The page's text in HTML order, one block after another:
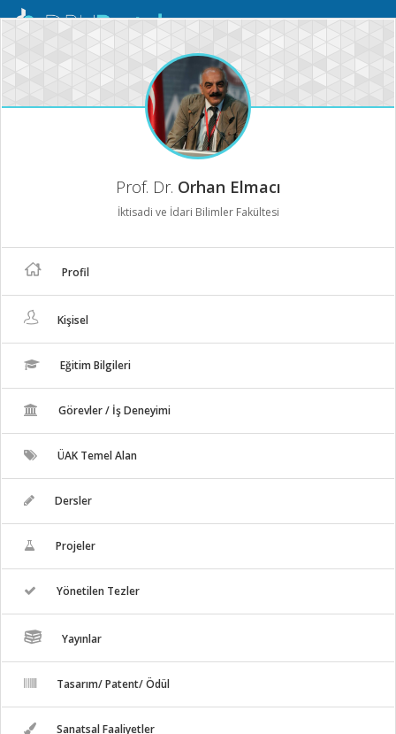
Mobil
Prof. Dr. Orhan Elmacı
İktisadi ve İdari Bilimler Fakültesi
Profil
Kişisel
Eğitim Bilgileri
Görevler / İş Deneyimi
ÜAK Temel Alan
Dersler
Projeler
Yönetilen Tezler
Yayınlar
Tasarım/ Patent/ Ödül
Sanatsal Faaliyetler